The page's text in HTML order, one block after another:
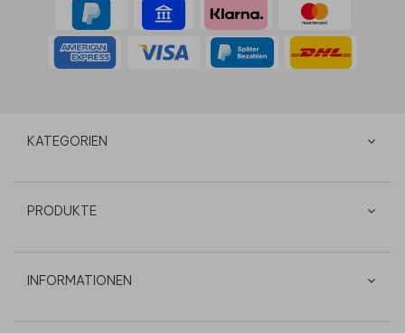
KATEGORIEN
PRODUKTE
INFORMATIONEN